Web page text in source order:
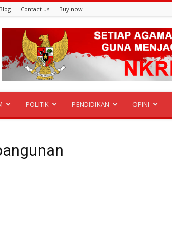
Blog Contact us Buy now
POLITIK PENDIDIKAN OPINI